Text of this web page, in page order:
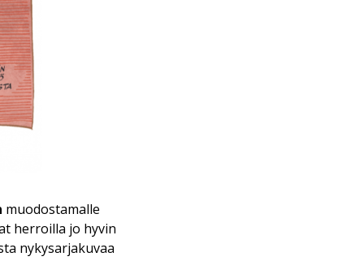
muodostamalle
herroilla jo hyvin
nykysarjakuvaa